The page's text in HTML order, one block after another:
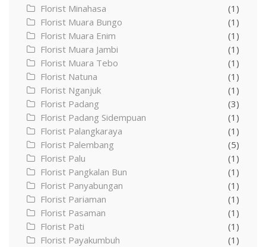
Florist Minahasa
(1)
Florist Muara Bungo
(1)
Florist Muara Enim
(1)
Florist Muara Jambi
(1)
Florist Muara Tebo
(1)
Florist Natuna
(1)
Florist Nganjuk
(1)
Florist Padang
(3)
Florist Padang Sidempuan
(1)
Florist Palangkaraya
(1)
Florist Palembang
(5)
Florist Palu
(1)
Florist Pangkalan Bun
(1)
Florist Panyabungan
(1)
Florist Pariaman
(1)
Florist Pasaman
(1)
Florist Pati
(1)
Florist Payakumbuh
(1)